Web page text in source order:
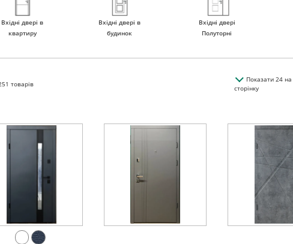
Вхідні двері в
квартиру
Вхідні двері в
будинок
Вхідні двері
Полуторні
товарів
Показати24на
сторінку